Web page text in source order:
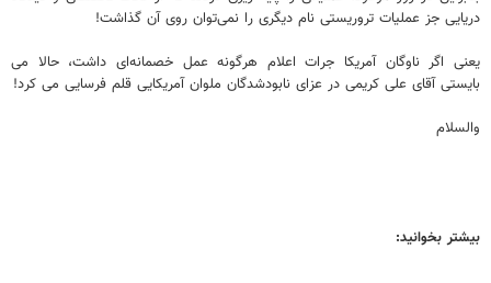
دریایی جز عملیات تروریستی نام دیگری را نمی‌توان روی آن گذاشت!
یعنی اگر ناوگان آمریکا جرات اعلام هرگونه عمل خصمانه‌ای داشت، حالا می
بایستی آقای علی کریمی در عزای نابودشدگان ملوان آمریکایی قلم فرسایی می کرد!
والسلام
بیشتر بخوانید: